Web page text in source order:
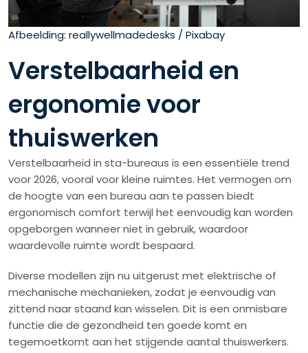
Afbeelding: reallywellmadedesks / Pixabay
Verstelbaarheid en
ergonomie voor
thuiswerken
Verstelbaarheid in sta-bureaus is een essentiële trend
voor 2026, vooral voor kleine ruimtes. Het vermogen om
de hoogte van een bureau aan te passen biedt
ergonomisch comfort terwijl het eenvoudig kan worden
opgeborgen wanneer niet in gebruik, waardoor
waardevolle ruimte wordt bespaard.
Diverse modellen zijn nu uitgerust met elektrische of
mechanische mechanieken, zodat je eenvoudig van
zittend naar staand kan wisselen. Dit is een onmisbare
functie die de gezondheid ten goede komt en
tegemoetkomt aan het stijgende aantal thuiswerkers.